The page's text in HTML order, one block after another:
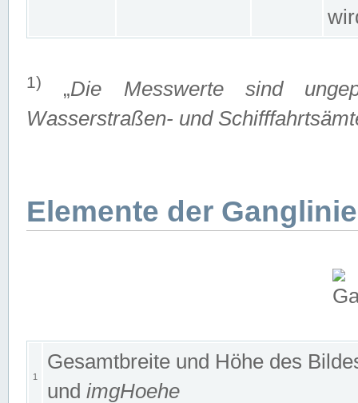
1) „Die Messwerte sind
Wasserstraßen- und
Elemente der
1
Gesamtbreite und Höhe des
und imgHoehe